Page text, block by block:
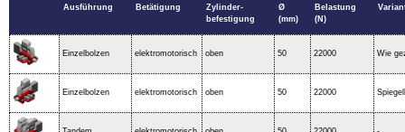
Ausführung Betätigung
Zylinder-
befestigung
Ø
(mm)
Belastung
(N)
Einzelbolzen elektromotorisch oben 50 22000 Wie
Einzelbolzen elektromotorisch oben 50 22000